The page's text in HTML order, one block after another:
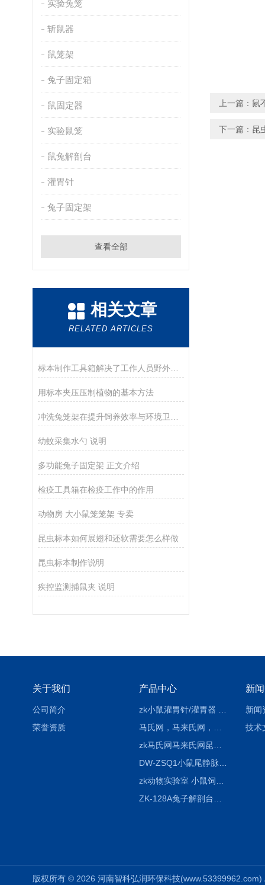
实验兔笼
斩鼠器
鼠笼架
兔子固定箱
鼠固定器
实验鼠笼
鼠兔解剖台
灌胃针
兔子固定架
查看全部
相关文章
RELATED ARTICLES
标本制作工具箱解决了工作人员野外标本制作燃眉之急
用标本夹压压制植物的基本方法
幼蚊采集水勺 说明
多功能兔子固定架 正文介绍
检疫工具箱在检疫工作中的作用
动物房 大小鼠笼笼架 专卖
昆虫标本如何展翅和还软需要怎么样做
昆虫标本制作说明
疾控监测捕鼠夹 说明
上一篇： 鼠
下一篇： 昆
关于我们
公司简介
荣誉资质
产品中心 新
新闻
技术
版权所有 © 2026 河南智科弘润环保科技